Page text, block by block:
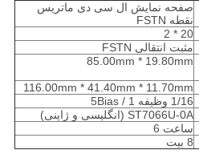
صفحه نمایش ال سی دی ماتریس
نقطه FSTN
20 * 2
مثبت انتقالی FSTN
85.00mm * 19.80mm
116.00mm * 41.40mm * 11.70mm
1/16 وظیفه 1 / 5Bias
ST7066U-0A (انگلیسی و ژاپنی)
ساعت 6
8 بیت